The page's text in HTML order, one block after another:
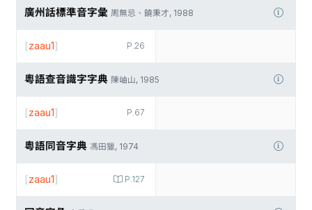
廣州話標準音字彙 周無忌、饒秉才, 1988
P.26
[zaau1]
粵語查音識字字典 陳岫山, 1985
P.67
[zaau1]
粵語同音字典 馮田獵, 1974
P.127
[zaau1]